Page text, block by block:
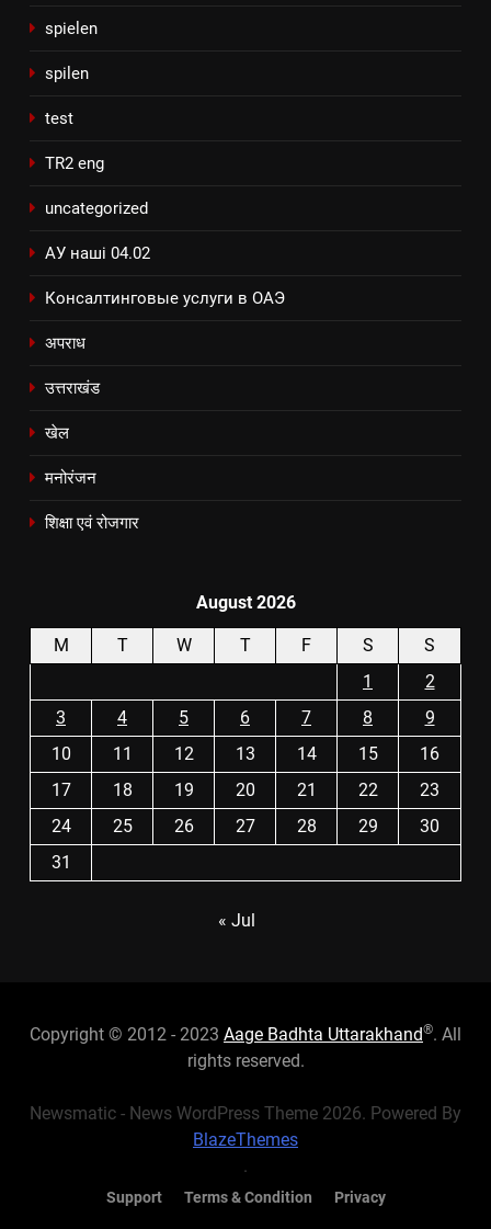
spielen
spilen
test
TR2 eng
uncategorized
АУ наші 04.02
Консалтинговые услуги в ОАЭ
अपराध
उत्तराखंड
खेल
मनोरंजन
शिक्षा एवं रोजगार
August 2026
M T W T F S
S
1
2
3
4 5 6 7 8
9
10
11 12 13 14 15
16
17
18 19 20 21 22
23
24
25 26 27 28 29
30
31
« Jul
Copyright © 2012 - 2023 Aage Badhta Uttarakhand®. All
rights reserved.
Newsmatic - News WordPress Theme 2026. Powered By
BlazeThemes
.
Support Terms & Condition Privacy